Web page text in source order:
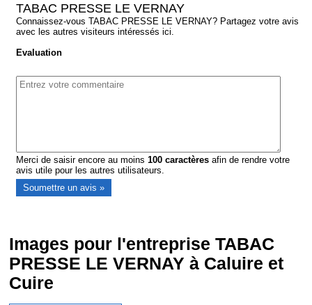
TABAC PRESSE LE VERNAY
Connaissez-vous TABAC PRESSE LE VERNAY? Partagez votre avis
avec les autres visiteurs intéressés ici.
Evaluation
Merci de saisir encore au moins100 caractères afin de rendre votre
avis utile pour les autres utilisateurs.
Images pour l'entreprise TABAC
PRESSE LE VERNAY à Caluire et
Cuire